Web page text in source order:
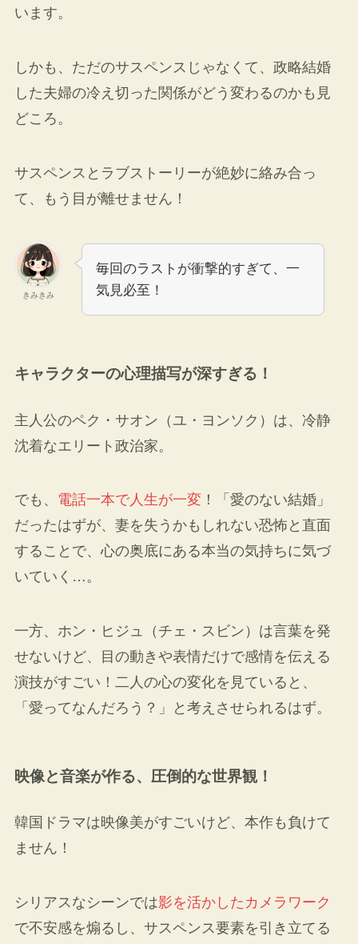
います。
しかも、ただのサスペンスじゃなくて、政略結婚
した夫婦の冷え切った関係がどう変わるのかも見
どころ。
サスペンスとラブストーリーが絶妙に絡み合っ
て、もう目が離せません！
きみきみ
毎回のラストが衝撃的すぎて、一
気見必至！
キャラクターの心理描写が深すぎる！
主人公のペク・サオン（ユ・ヨンソク）は、冷静
沈着なエリート政治家。
でも、 電話一本で人生が一変 ！「愛のない結婚」
だったはずが、妻を失うかもしれない恐怖と直面
することで、心の奥底にある本当の気持ちに気づ
いていく…。
一方、ホン・ヒジュ（チェ・スビン）は言葉を発
せないけど、目の動きや表情だけで感情を伝える
演技がすごい！二人の心の変化を見ていると、
「愛ってなんだろう？」と考えさせられるはず。
映像と音楽が作る、圧倒的な世界観！
韓国ドラマは映像美がすごいけど、本作も負けて
ません！
シリアスなシーンでは影を活かしたカメラワーク
で不安感を煽るし、サスペンス要素を引き立てる